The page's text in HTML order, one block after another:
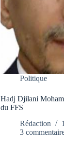
Politique
Hadj Djilani
du FFS
Rédaction
3